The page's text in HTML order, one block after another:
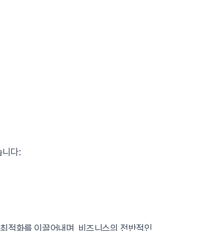
니다:
적화를 이끌어내며, 비즈니스의 전반적인